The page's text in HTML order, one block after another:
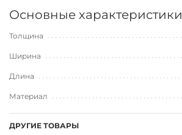
Основные характеристики
Толщина
Ширина
Длина
Материал
ДРУГИЕ ТОВАРЫ